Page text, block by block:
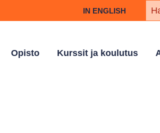
IN ENGLISH
Opisto Kurssit ja koulutus